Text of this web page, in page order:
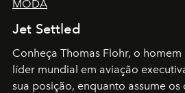
MODA
Jet Settled
Conheça Thomas Flohr, o
líder mundial em aviação
sua posição, enquanto assume os